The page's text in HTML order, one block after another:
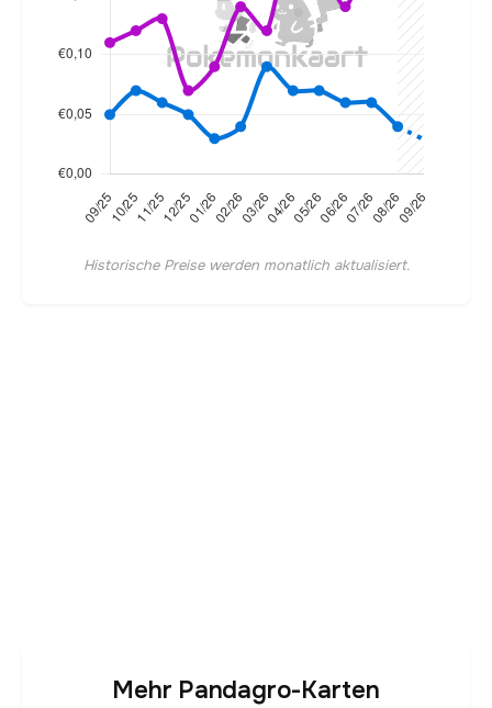
Historische Preise werden monatlich aktualisiert.
Mehr Pandagro-Karten